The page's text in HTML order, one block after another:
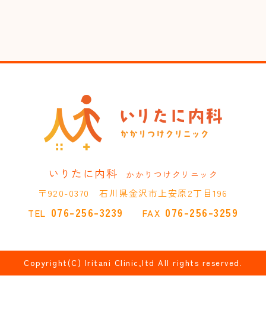
いりたに内科 かかりつけクリニック
〒920-0370 石川県金沢市上安原2丁目196
TEL 076-256-3239 FAX 076-256-3259
Copyright(C) Iritani Clinic,ltd All rights reserved.